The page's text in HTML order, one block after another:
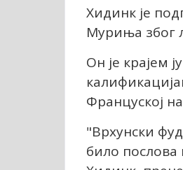
Хидинк је
Муриња због
Он је крајем
Француској
"Врхунски
било